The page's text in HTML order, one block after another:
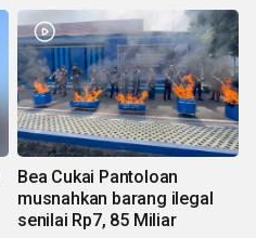
Bea Cukai Pantoloan
musnahkan barang ilegal
senilai Rp7, 85 Miliar